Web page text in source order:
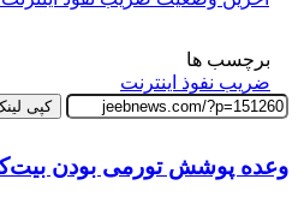
برچسب ها
ضریب نفوذ اینترنت
کپی
وعده پوشش تورمی بودن